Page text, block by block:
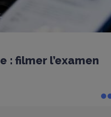
: filmer l’examen